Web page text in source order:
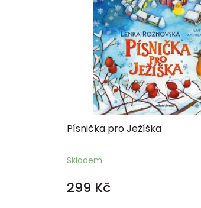
Písnička pro Ježíška
Skladem
299 Kč